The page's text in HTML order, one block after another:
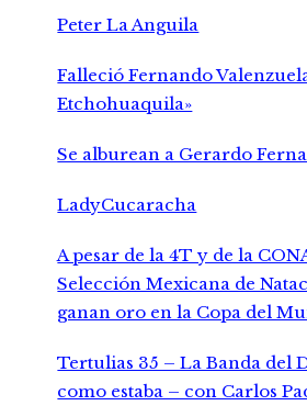
Peter La Anguila
Falleció Fernando
Etchohuaquila»
Se alburean a Gerardo
LadyCucaracha
A pesar de la 4T y de la
Selección Mexicana de
ganan oro en la Copa del
Tertulias 35 – La Banda del
como estaba – con Carlos